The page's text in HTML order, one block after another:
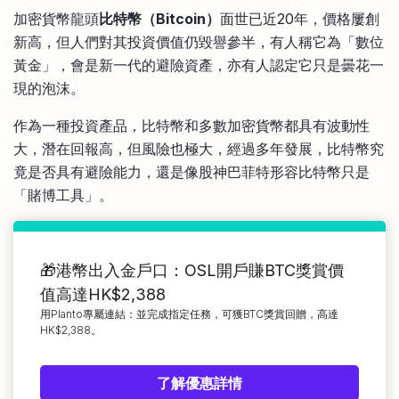
比較定存利率
信用卡
比較各種最優惠信用卡
手機App與理財資訊
商業解決方案
企業服務
加密貨幣龍頭比特幣（Bitcoin） 面世已近20年，價格屢創
新高，但人們對其投資價值仍毀譽參半，有人稱它為「數位
黃金」，會是新一代的避險資產，亦有人認定它只是曇花一
現的泡沫。
作為一種投資產品，比特幣和多數加密貨幣都具有波動性
大，潛在回報高，但風險也極大，經過多年發展，比特幣究
竟是否具有避險能力，還是像股神巴菲特形容比特幣只是
「賭博工具」。
🎁港幣出入金戶口：OSL開戶賺BTC獎賞價
值高達HK$2,388
用Planto專屬連結：並完成指定任務，可獲BTC獎賞回贈，高達
HK$2,388。
了解優惠詳情